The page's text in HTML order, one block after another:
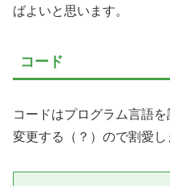
ばよいと思います。
コード
コードはプログラム言語
変更する（？）ので割愛し